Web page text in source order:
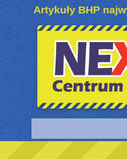
Artykuły BHP